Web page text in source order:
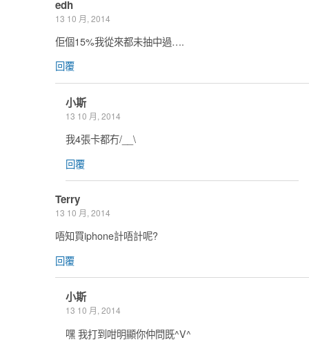
edh
13 10 月, 2014
佢個15%我從來都未抽中過….
回覆
小斯
13 10 月, 2014
我4張卡都冇/__\
回覆
Terry
13 10 月, 2014
唔知買iphone計唔計呢?
回覆
小斯
13 10 月, 2014
嘿 我打到咁明顯你仲問既^V^